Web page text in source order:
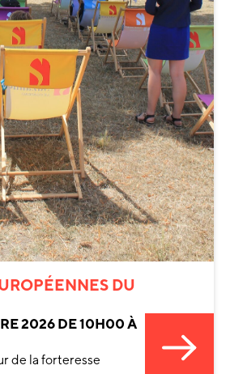
DU
2026 DE 10H00 À
de la forteresse